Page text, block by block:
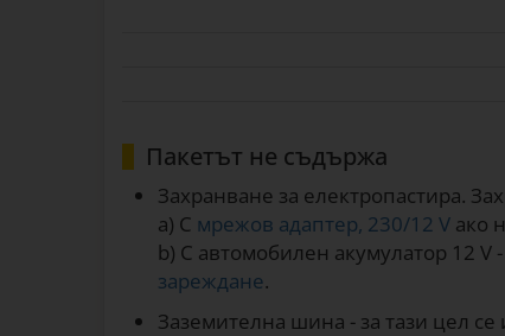
Пакетът не съдържа
Захранване за електропастира.
a) С мрежов адаптер, 230/12 V ако
b) С автомобилен акумулатор 12 V
зареждане.
Заземителна шина - за тази цел се